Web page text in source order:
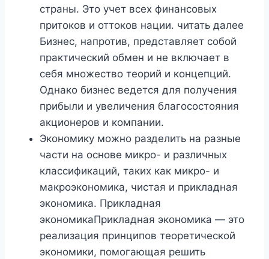
страны. Это учет всех финансовых
притоков и оттоков нации. читать далее
Бизнес, напротив, представляет собой
практический обмен и не включает в
себя множество теорий и концепций.
Однако бизнес ведется для получения
прибыли и увеличения благосостояния
акционеров и компании.
Экономику можно разделить на разные
части на основе микро- и различных
классификаций, таких как микро- и
макроэкономика, чистая и прикладная
экономика. Прикладная
экономикаПрикладная экономика — это
реализация принципов теоретической
экономики, помогающая решить